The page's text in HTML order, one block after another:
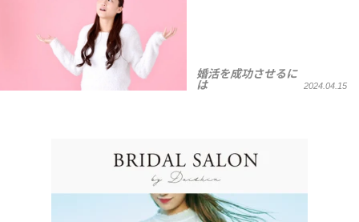
婚活を成功させるに
は
2024.04.15